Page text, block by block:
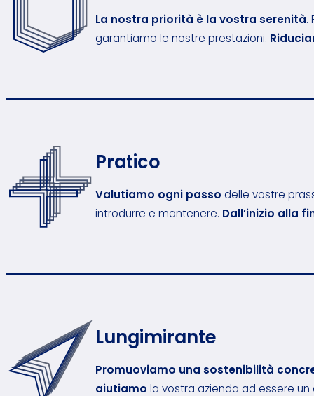
La nostra priorità è la vostra serenità.
garantiamo le nostre prestazioni.
Pratico
Valutiamo ogni passo delle vostre
introdurre e mantenere. Dall’inizio alla
Lungimirante
Promuoviamo una sostenibilità
aiutiamo la vostra azienda ad essere